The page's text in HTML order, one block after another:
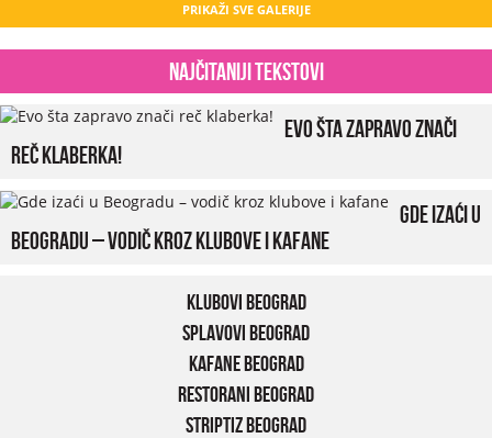
PRIKAŽI SVE GALERIJE
Najčitaniji tekstovi
Evo šta zapravo znači
reč klaberka!
Gde izaći u
Beogradu – vodič kroz klubove i kafane
Klubovi Beograd
Splavovi Beograd
Kafane Beograd
Restorani Beograd
Striptiz Beograd